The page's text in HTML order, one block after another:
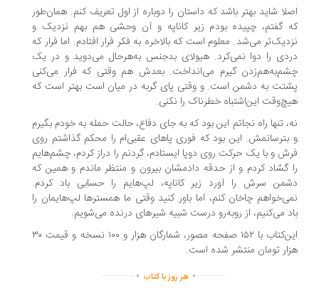
شاید بهتر باشد که داستان را دوباره از اول تعریف کنم. همان‌طور
گفتم، چپیده بودم زیر کاناپه و آن وحشی هم بهم نزدیک و
می‌شد. معلوم است که بالاخره به فکر فرار افتادم. اما فرار که
را دوا نمی‌کرد. هیولای بدجنس به‌هرحال می‌دوید و در یک
گیرم می‌انداخت. بعدش هم وقتی که فرار می‌کنی
به دشمن است. و وقتی پای گربه در میان است بهتر است که
این‌اشتباه خطرناک را نکنی.
تنها راه نجاتم این بود که به جای دفاع، حالت حمله به خودم بگیرم
این بود که فوری پاهای عقبی‌ام را محکم گذاشتم روی
و با یک حرکت روی دوپا ایستادم، گردنم را دراز کردم، چشم‌هایم
گشاد کردم و از حدقه دادمشان بیرون و منتظر ماندم و همین که
سرش را آورد زیر کاناپه، لپ‌هایم را حسابی باد کردم.
چاخان کنم، اما باور کنید وقتی ما همسترها لپ‌هایمان را
می‌کنیم، از روبه‌رو درست شبیه شیرهای درنده می‌شویم.
این‌کتاب با ۱۵۲ صفحه مصور، شمارگان هزار و ۱۰۰ نسخه و قیمت ۳۰
تومان منتشر شده است.
................هر روز با کتاب ...............